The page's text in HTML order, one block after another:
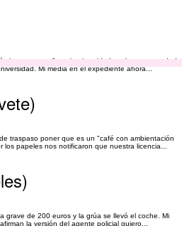
externas”, y mi universidad me ha recomendado
Mi media en el expediente ahora...
traspaso poner que es un "café con ambientación
papeles nos notificaron que nuestra licencia...
grave de 200 euros y la grúa se llevó el coche. Mi
la versión del agente policial quiero...